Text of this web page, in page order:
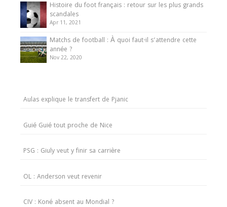
Histoire du foot français : retour sur les plus grands
scandales
Apr 11, 2021
Matchs de football : À quoi faut-il s’attendre cette
année ?
Nov 22, 2020
Aulas explique le transfert de Pjanic
Guié Guié tout proche de Nice
PSG : Giuly veut y finir sa carrière
OL : Anderson veut revenir
CIV : Koné absent au Mondial ?